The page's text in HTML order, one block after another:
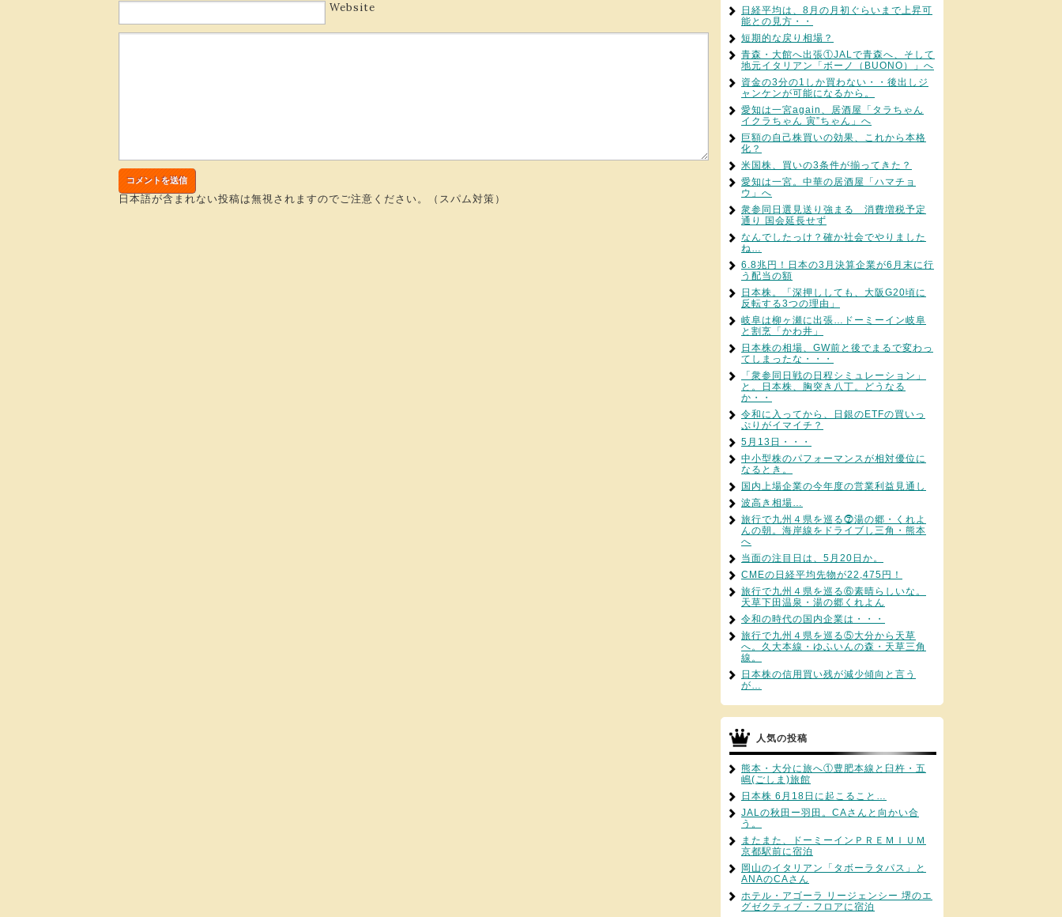
Website
日本語が含まれない投稿は無視されますのでご注意ください。（スパム対策）
日経平均は、8月の月初ぐらいまで上昇可
能との見方・・
短期的な戻り相場？
青森・大館へ出張①JALで青森へ、そして
地元イタリアン「ボーノ（BUONO）」へ
資金の3分の1しか買わない・・後出しジ
ャンケンが可能になるから。
愛知は一宮again、居酒屋「タラちゃん
イクラちゃん 寅”ちゃん」へ
巨額の自己株買いの効果、これから本格
化？
米国株、買いの3条件が揃ってきた？
愛知は一宮。中華の居酒屋「ハマチョ
ウ」へ
衆参同日選見送り強まる 消費増税予定
通り 国会延長せず
なんでしたっけ？確か社会でやりました
ね…
6.8兆円！日本の3月決算企業が6月末に行
う配当の額
日本株。「深押ししても、大阪G20頃に
反転する3つの理由」
岐阜は柳ヶ瀬に出張…ドーミーイン岐阜
と割烹「かわ井」
日本株の相場、GW前と後でまるで変わっ
てしまったな・・・
「衆参同日戦の日程シミュレーション」
と。日本株、胸突き八丁。どうなる
か・・
令和に入ってから、日銀のETFの買いっ
ぷりがイマイチ？
5月13日・・・
中小型株のパフォーマンスが相対優位に
なるとき。
国内上場企業の今年度の営業利益見通し
波高き相場…
旅行で九州４県を巡る⓻湯の郷・くれよ
んの朝。海岸線をドライブし三角・熊本
へ
当面の注目日は、5月20日か。
CMEの日経平均先物が22,475円！
旅行で九州４県を巡る⑥素晴らしいな。
天草下田温泉・湯の郷くれよん
令和の時代の国内企業は・・・
旅行で九州４県を巡る⑤大分から天草
へ。久大本線・ゆふいんの森・天草三角
線。
日本株の信用買い残が減少傾向と言う
が…
人気の投稿
熊本・大分に旅へ①豊肥本線と臼杵・五
嶋(ごしま)旅館
日本株 6月18日に起こること…
JALの秋田ー羽田。CAさんと向かい合
う。
またまた、ドーミーインＰＲＥＭＩＵＭ
京都駅前に宿泊
岡山のイタリアン「タボーラタパス」と
ANAのCAさん
ホテル・アゴーラ リージェンシー 堺のエ
グゼクティブ・フロアに宿泊